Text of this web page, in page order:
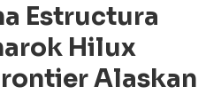
Estructura
Hilux
Alaskan